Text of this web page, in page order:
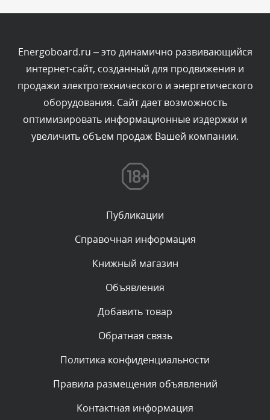
Комментарий проверяется
Текст комментария будет виден после проверки
администратором.
Сегодня, в 10:06
Комментарий проверяется
Текст комментария будет виден после проверки
Комментарий проверяется
Текст комментария будет виден после проверки
администратором.
Комментарий проверяется
администратором.
Комментарий проверяется
администратором.
Energoboard.ru – это динамично развивающийся
интернет-сайт, созданный для продвижения и
продажи электротехнического и энергетического
оборудования. Сайт дает возможность
оптимизировать информационные издержки и
увеличить объем продаж Вашей компании.
Публикации
Справочная информация
Книжный магазин
Объявления
Добавить товар
Обратная связь
Политика конфиденциальности
Правила размещения объявлений
Контактная информация